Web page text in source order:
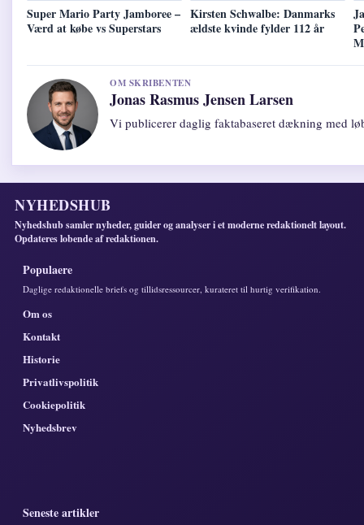
Super Mario Party Jamboree –
Værd at købe vs Superstars
Kirsten Schwalbe: Danmarks
ældste kvinde fylder 112 år
OM SKRIBENTEN
Jonas Rasmus Jensen Larsen
Vi publicerer daglig faktabaseret dækning med
NYHEDSHUB
Nyhedshub samler nyheder, guider og analyser i et moderne redaktionelt layout.
Opdateres lobende af redaktionen.
Populaere
Daglige redaktionelle briefs og tillidsressourcer, kurateret til hurtig verifikation.
Om os
Kontakt
Historie
Privatlivspolitik
Cookiepolitik
Nyhedsbrev
Seneste artikler